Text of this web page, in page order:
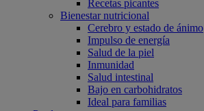
Recetas picantes
Bienestar nutricional
Cerebro y estado de ánimo
Impulso de energía
Salud de la piel
Inmunidad
Salud intestinal
Bajo en carbohidratos
Ideal para familias